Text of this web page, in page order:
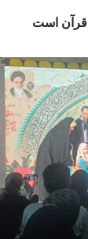
قرآن است